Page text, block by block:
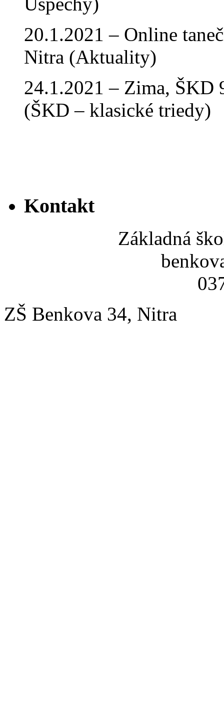
20.1.2021 – Online
Nitra (Aktuality)
24.1.2021 – Zima, ŠKD
(ŠKD – klasické triedy)
Kontakt
Základná
ZŠ Benkova 34, Nitra